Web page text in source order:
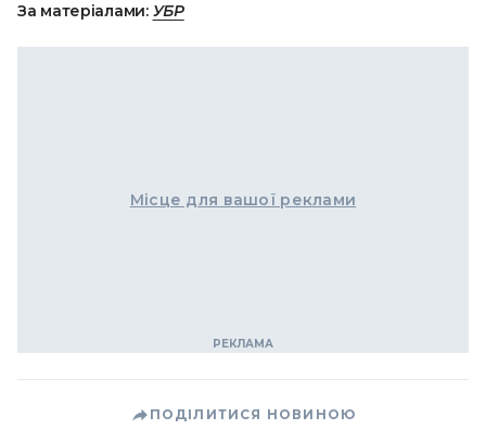
За матеріалами: УБР
Місце для вашої реклами
ПОДІЛИТИСЯ НОВИНОЮ